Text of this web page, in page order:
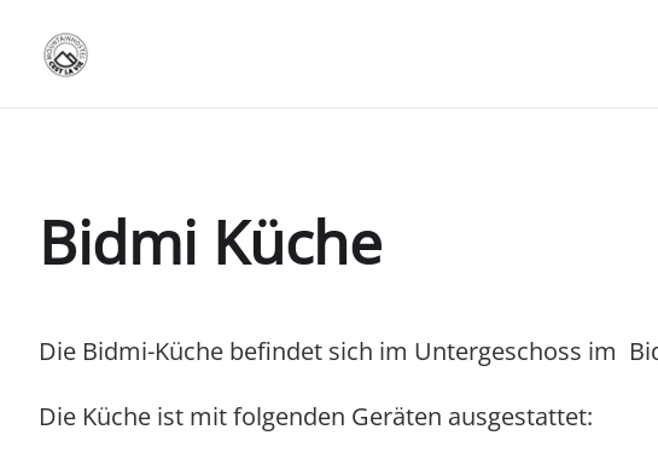
Bidmi Küche
Die Bidmi-Küche befindet sich im Untergeschoss im
Die Küche ist mit folgenden Geräten ausgestattet: